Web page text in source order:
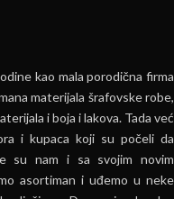
kao mala porodična firma
materijala šrafovske robe,
i boja i lakova. Tada već
i kupaca koji su počeli da
su nam i sa svojim novim
asortiman i uđemo u neke